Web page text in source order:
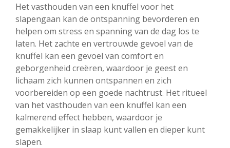
Het vasthouden van een knuffel voor het
slapengaan kan de ontspanning bevorderen en
helpen om stress en spanning van de dag los te
laten. Het zachte en vertrouwde gevoel van de
knuffel kan een gevoel van comfort en
geborgenheid creëren, waardoor je geest en
lichaam zich kunnen ontspannen en zich
voorbereiden op een goede nachtrust. Het ritueel
van het vasthouden van een knuffel kan een
kalmerend effect hebben, waardoor je
gemakkelijker in slaap kunt vallen en dieper kunt
slapen.